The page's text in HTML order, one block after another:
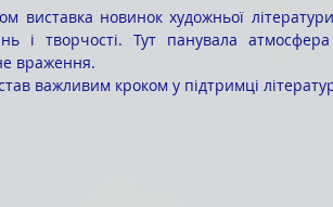
і творчості. Тут панувала
враження.
став важливим кроком у підтримці